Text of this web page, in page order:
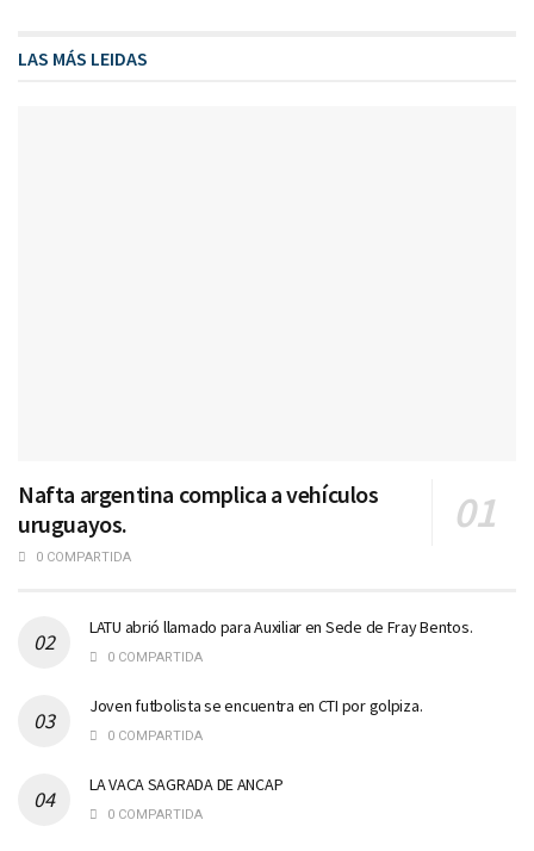
LAS MÁS LEIDAS
Nafta argentina complica a vehículos
uruguayos.
0 COMPARTIDA
LATU abrió llamado para Auxiliar en Sede de Fray Bentos.
0 COMPARTIDA
Joven futbolista se encuentra en CTI por golpiza.
0 COMPARTIDA
LA VACA SAGRADA DE ANCAP
0 COMPARTIDA